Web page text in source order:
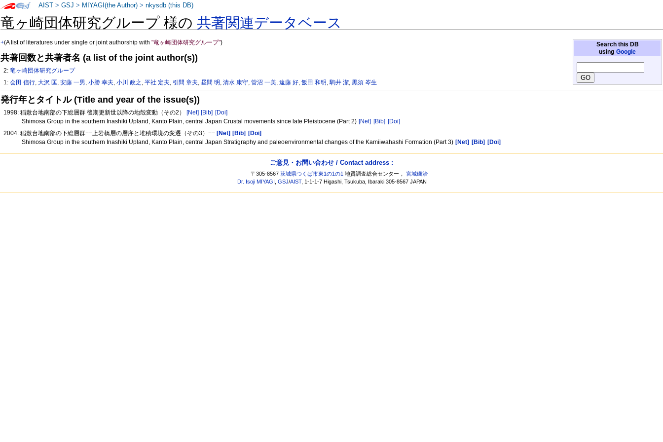
竜ヶ崎団体研究グループ 様の共著関連データベース
Search this DB
using Google
+(A list of literatures under single or joint authorship with"竜ヶ崎団体研究グループ")
共著回数と共著者名 (a list of the joint author(s))
2:竜ヶ崎団体研究グループ
1:会田 信行,大沢 匡,安藤 一男,小勝 幸夫,小川 政之 ,平社 定夫, 引間 章夫,昼間 明 ,清水 康守,菅沼 一美,遠藤 好,飯田 和明 ,駒井 潔,黒須 岑生
発行年とタイトル (Title and year of the issue(s))
1998: 稲敷台地南部の下総層群 後期更新世以降の地殻変動（その2） [Net] [Bib] [Doi]
Shimosa Group in the southern Inashiki Upland, Kanto Plain, central Japan Crustal movements since late Pleistocene (Part 2) [Net] [Bib] [Doi]
2004: 稲敷台地南部の下総層群−−上岩橋層の層序と堆積環境の変遷（その3）−− [Net] [Bib]
[Doi]
Shimosa Group in the southern Inashiki Upland, Kanto Plain, central Japan Stratigraphy and paleoenvironmental changes of the Kamiiwahashi Formation (Part 3) [Net] [Bib] [Doi]
AIST >GSJ > MIYAGI(the Author) >nkysdb (this DB)
ご意見・お問い合わせ / Contact address :
〒305-8567茨城県つくば市東1の1の1 地質調査総合センター，宮城磯治
Dr. Isoji MIYAGI ,GSJ/AIST, 1-1-1-7 Higashi, Tsukuba, Ibaraki 305-8567 JAPAN